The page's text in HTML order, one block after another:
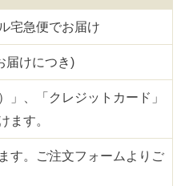
宅急便でお届け
届けにつき)
」、「クレジットカード」
ます。
す。ご注文フォームよりご